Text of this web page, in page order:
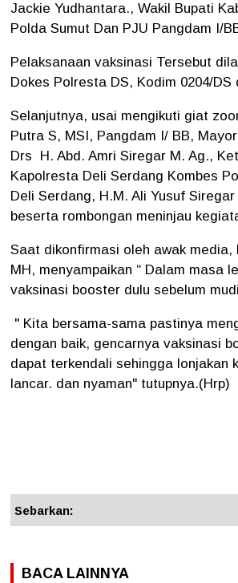
Jackie Yudhantara., Wakil Bupati
Polda Sumut Dan PJU Pangdam I/
Pelaksanaan vaksinasi Tersebut
Dokes Polresta DS, Kodim 0204/
Selanjutnya, usai mengikuti giat
Putra S, MSI, Pangdam I/ BB,
Drs H. Abd. Amri Siregar M. Ag.,
Kapolresta Deli Serdang Kombes
Deli Serdang, H.M. Ali Yusuf
beserta rombongan meninjau
Saat dikonfirmasi oleh awak
MH, menyampaikan “ Dalam masa
vaksinasi booster dulu sebelum
" Kita bersama-sama pastinya
dengan baik, gencarnya vaksinasi
dapat terkendali sehingga lonjakan
lancar. dan nyaman" tutupnya.(Hrp)
Sebarkan:
BACA LAINNYA